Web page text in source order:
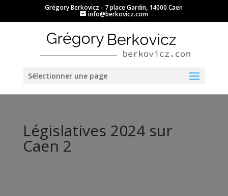
Ouvrir la barre d’outils
Grégory Berkovicz - 7 place Gardin, 14000 Caen
info@berkovicz.com
Sélectionner une page
Législatives 2024 sur
Caen 2